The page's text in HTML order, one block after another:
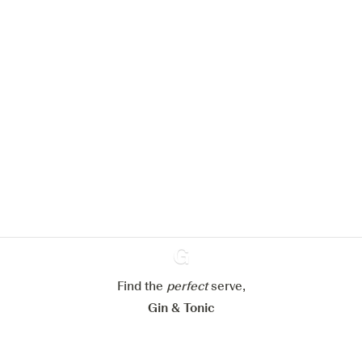
Ginventory
Find the perfectserve,
Gin & Tonic